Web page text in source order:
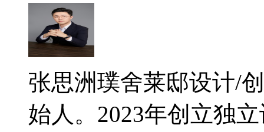
张思洲璞舍莱邸设计/
始人。2023年创立独